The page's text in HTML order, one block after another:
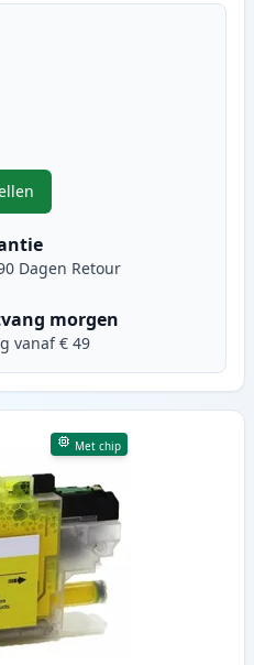
te passen
Brother LC3219M inktcartridge
Dagen Retour
morgen
vanaf € 49
Met chip